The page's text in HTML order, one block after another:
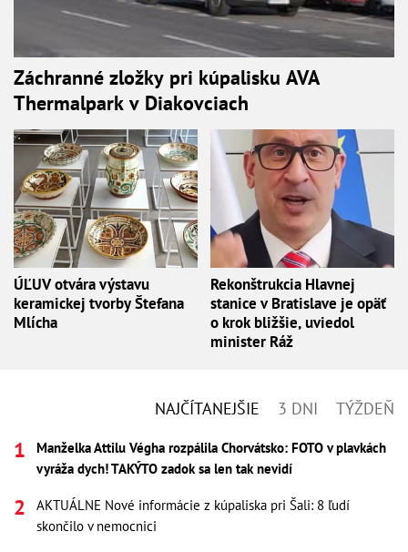
Záchranné zložky pri kúpalisku AVA
Thermalpark v Diakovciach
ÚĽUV otvára výstavu
keramickej tvorby Štefana
Mlícha
Rekonštrukcia Hlavnej
stanice v Bratislave je opäť
o krok bližšie, uviedol
minister Ráž
NAJČÍTANEJŠIE 3 DNI TÝŽDEŇ
Manželka Attilu Végha rozpálila Chorvátsko: FOTO v plavkách
vyráža dych! TAKÝTO zadok sa len tak nevidí
AKTUÁLNE Nové informácie z kúpaliska pri Šali: 8 ľudí
skončilo v nemocnici